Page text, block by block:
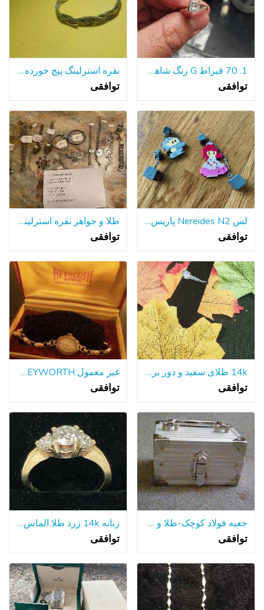
1. 70 قیراط G رنگ شاهزاده حلقه الماس
توافقی
نقره استرلینگ پیچ خورده طناب کاف دستبند
توافقی
لس Nereides N2 پاریس سوپر ماریو گوشواره
توافقی
طلا و جواهر نقره استرلینگ گفتگوی و 2 قاشق سوغات
توافقی
14k طلای سفید و دور برش الماس حلقه نامزدی -.33 ct ، مجموع o
توافقی
غیر معمول HEYWORTH سازمان دیده بان و مورد
توافقی
جعبه فولاد کوچک-طلا و جواهر ?
توافقی
زنانه 14k زرد طلا الماس حلقه 3 الماس خوشه 1.35 TCW Sz 7.5
توافقی